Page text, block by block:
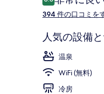
コ
ミ
10段階中8.6
394 件の口コミを
人気の設備
温泉
WiFi (無料)
冷房